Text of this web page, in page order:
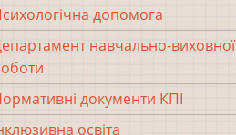
допомога
навчально-виховної
документи КПІ
освіта